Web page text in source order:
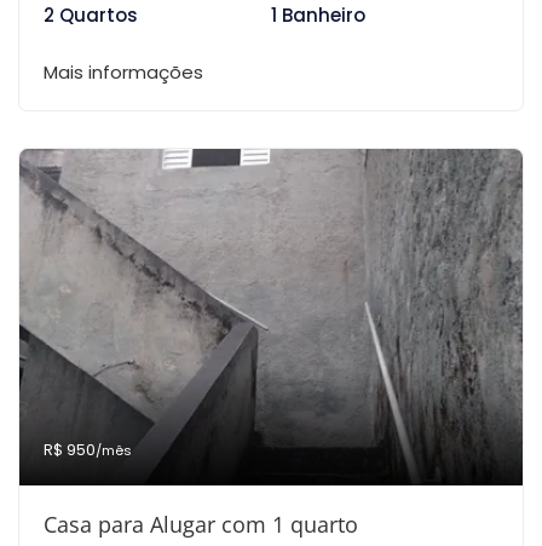
2 Quartos
1 Banheiro
Mais informações
R$ 950/mês
Casa para Alugar com 1 quarto